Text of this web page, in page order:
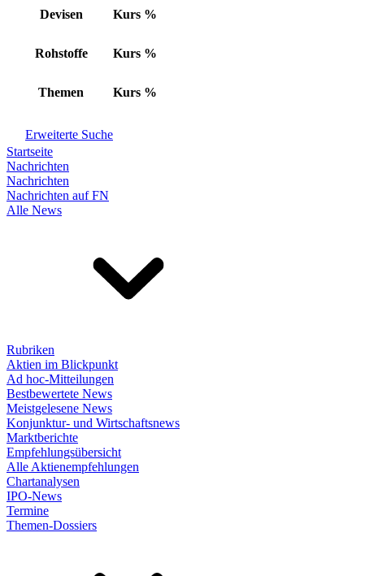
Devisen Kurs %
Rohstoffe Kurs %
Themen Kurs %
Erweiterte Suche
Startseite
Nachrichten
Nachrichten
Nachrichten auf FN
Alle News
Rubriken
Aktien im Blickpunkt
Ad hoc-Mitteilungen
Bestbewertete News
Meistgelesene News
Konjunktur- und Wirtschaftsnews
Marktberichte
Empfehlungsübersicht
Alle Aktienempfehlungen
Chartanalysen
IPO-News
Termine
Themen-Dossiers